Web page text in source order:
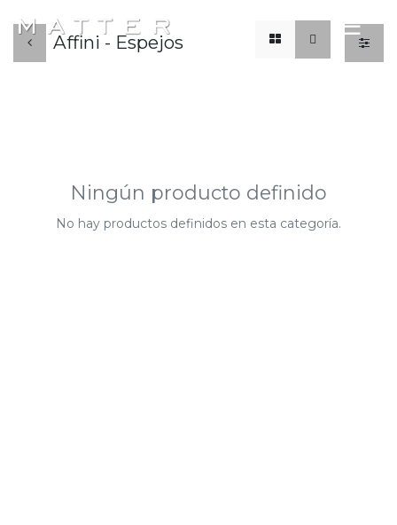
Affini - Espejos
Ningún producto definido
No hay productos definidos en esta categoría.
☰x